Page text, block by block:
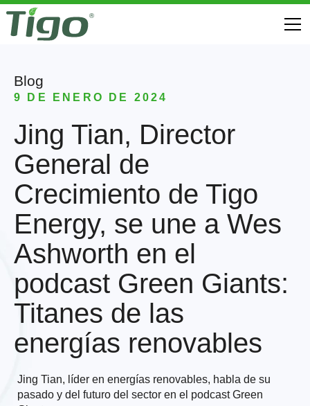
Blog
9 DE ENERO DE 2024
Jing Tian, Director
General de
Crecimiento de Tigo
Energy, se une a Wes
Ashworth en el
podcast Green Giants:
Titanes de las
energías renovables
Jing Tian, líder en energías renovables, habla de su
pasado y del futuro del sector en el podcast Green